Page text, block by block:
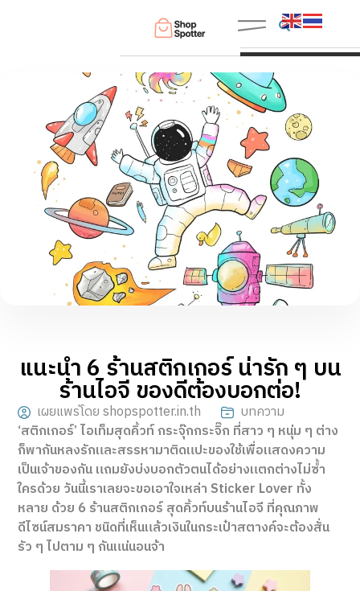
แนะนำ 6 ร้านสติกเกอร์ น่ารัก ๆ บน
ร้านไอจี ของดีต้องบอกต่อ!
เผยแพร่โดย shopspotter.in.th
บทความ
‘สติกเกอร์’ ไอเท็มสุดคิ้วท์ กระจุ๊กกระจิ๊ก ที่สาว ๆ หนุ่ม ๆ ต่าง
ก็พากันหลงรักและสรรหามาติดแปะของใช้เพื่อแสดงความ
เป็นเจ้าของกัน แถมยังบ่งบอกตัวตนได้อย่างแตกต่างไม่ซ้ำ
ใครด้วย วันนี้เราเลยจะขอเอาใจเหล่า Sticker Lover ทั้ง
หลาย ด้วย 6 ร้านสติกเกอร์ สุดคิ้วท์บนร้านไอจี ที่คุณภาพ
ดีไซน์สมราคา ชนิดที่เห็นแล้วเงินในกระเป๋าสตางค์จะต้องสั่น
รัว ๆ ไปตาม ๆ กันแน่นอนจ้า